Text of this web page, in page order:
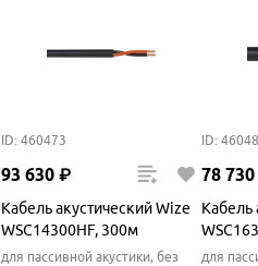
ID: 460473
93 630 ₽
Кабель акустический Wize
WSC14300HF, 300м
для пассивной акустики, без
ID:
78 730
Кабель
для